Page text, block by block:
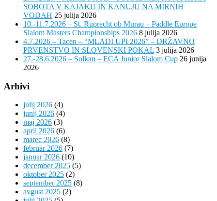
SOBOTA V KAJAKU IN KANUJU NA MIRNIH
VODAH 25 julija 2026
10.-11.7.2026 – St. Ruprecht ob Murau – Paddle Europe
Slalom Masters Championships 2026 8 julija 2026
4.7.2026 – Tacen – “MLADI UPI 2026” – DRŽAVNO
PRVENSTVO IN SLOVENSKI POKAL 3 julija 2026
27.-28.6.2026 – Solkan – ECA Junior Slalom Cup 26 junija
2026
Arhivi
julij 2026 (4)
junij 2026 (4)
maj 2026 (3)
april 2026 (6)
marec 2026 (8)
februar 2026 (7)
januar 2026 (10)
december 2025 (5)
oktober 2025 (2)
september 2025 (8)
avgust 2025 (2)